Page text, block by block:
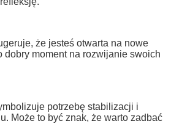
że jesteś otwarta na nowe
dobry moment na rozwijanie swoich
potrzebę stabilizacji i
Może to być znak, że warto zadbać